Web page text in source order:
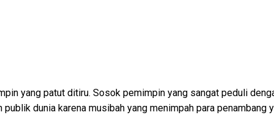
yang patut ditiru. Sosok pemimpin yang sangat peduli
dunia karena musibah yang menimpah para penambang